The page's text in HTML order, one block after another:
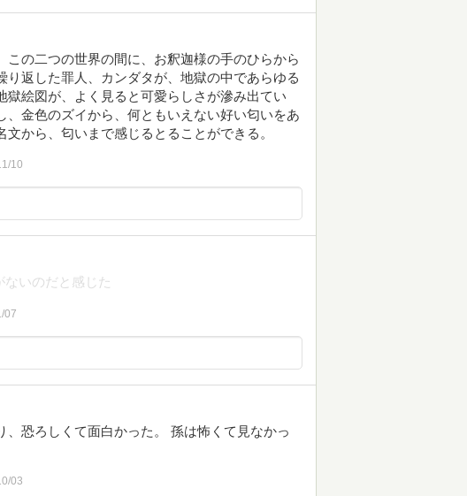
の二つの世界の間に、お釈迦様の手のひらから
返した罪人、カンダタが、地獄の中であらゆる
絵図が、よく見ると可愛らしさが滲み出てい
、金色のズイから、何ともいえない好い匂いをあ
から、匂いまで感じるとることができる。
10
いのだと感じた
07
恐ろしくて面白かった。 孫は怖くて見なかっ
03